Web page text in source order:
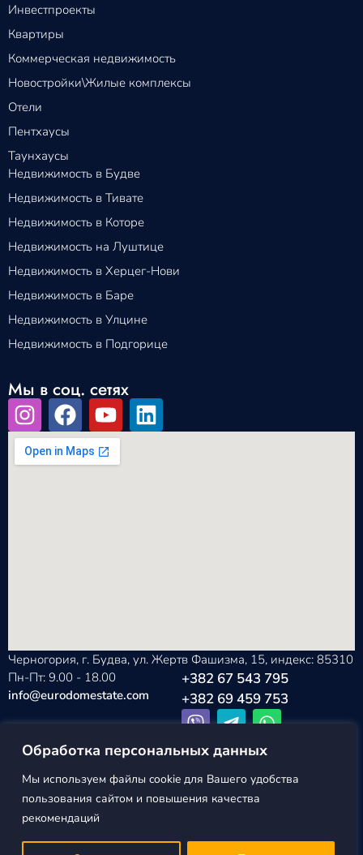
Обработка персональных данных
Мы используем файлы cookie для Вашего удобства
пользования сайтом и повышения качества
рекомендаций
Инвестпроекты
Квартиры
Коммерческая недвижимость
Новостройки\Жилые комплексы
Отели
Пентхаусы
Таунхаусы
Недвижимость в Будве
Недвижимость в Тивате
Недвижимость в Которе
Недвижимость на Луштице
Недвижимость в Херцег-Нови
Недвижимость в Баре
Недвижимость в Улцине
Недвижимость в Подгорице
Мы в соц. сетях
Черногория, г. Будва, ул. Жертв Фашизма, 15, индекс: 85310
Пн-Пт: 9.00 - 18.00
info@eurodomestate.com
+382 67 543 795
+382 69 459 753
EURODOM
ESTATE ©2026
Политика конфиденциальности
Пользовательское соглашение